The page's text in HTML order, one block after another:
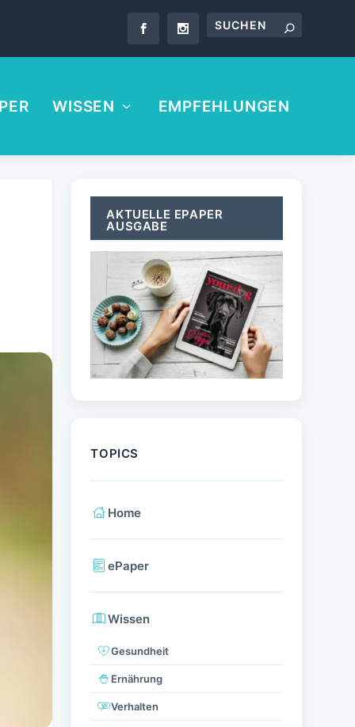
WISSEN EMPFEHLUNGEN
AKTUELLE EPAPER
AUSGABE
TOPICS
Home
ePaper
Wissen
Gesundheit
Ernährung
Verhalten